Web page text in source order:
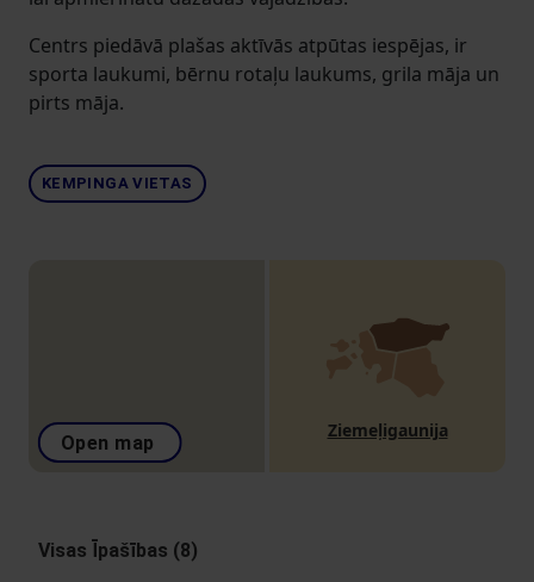
Centrs piedāvā plašas aktīvās atpūtas iespējas, ir
sporta laukumi, bērnu rotaļu laukums, grila māja un
pirts māja.
KEMPINGA VIETAS
Open map
Ziemeļigaunija
Visas Īpašības (8)